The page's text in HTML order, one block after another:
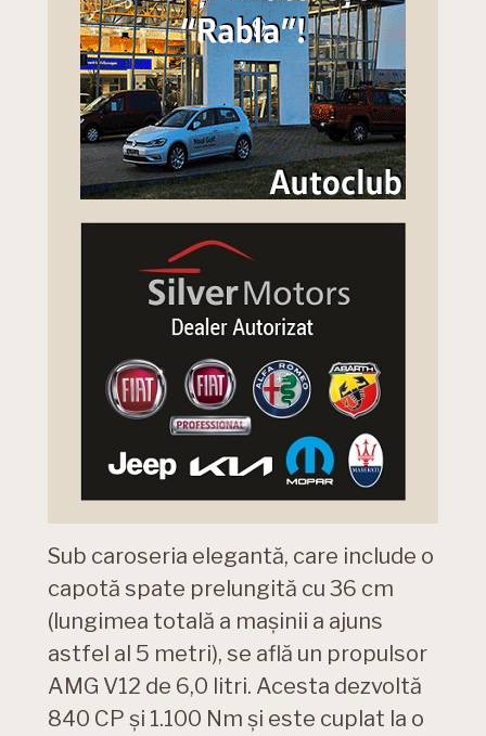
Sub caroseria elegantă, care include o
capotă spate prelungită cu 36 cm
(lungimea totală a mașinii a ajuns
astfel al 5 metri), se află un propulsor
AMG V12 de 6,0 litri. Acesta dezvoltă
840 CP şi 1.100 Nm și este cuplat la o